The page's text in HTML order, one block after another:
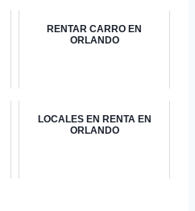
RENTAR CARRO EN
ORLANDO
LOCALES EN RENTA EN
ORLANDO